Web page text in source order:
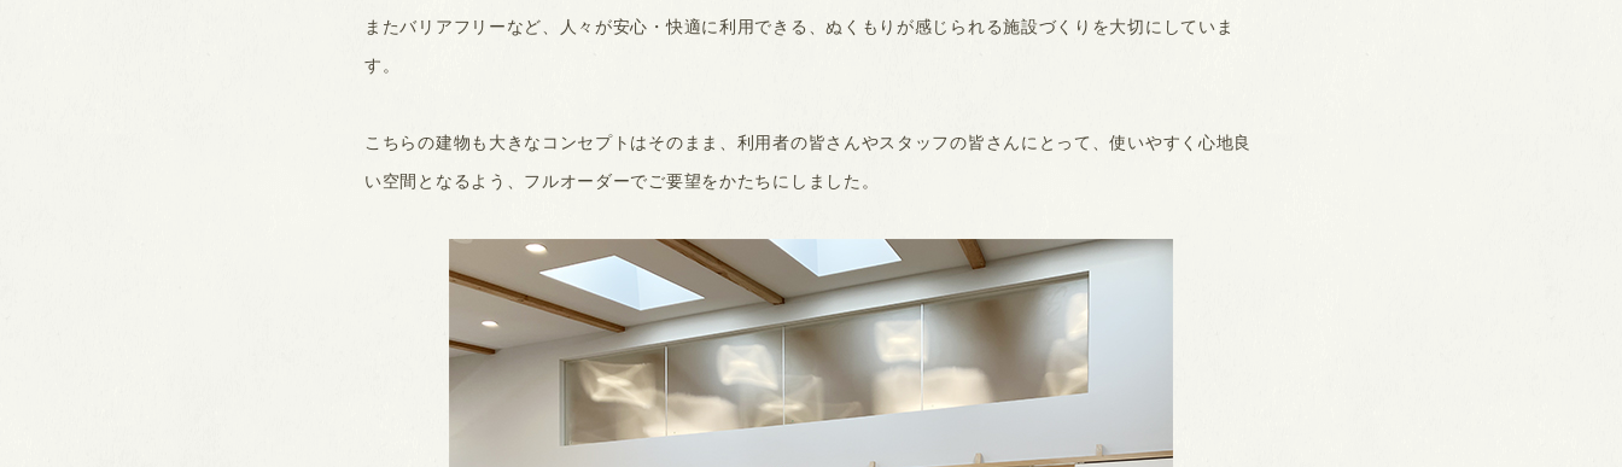
またバリアフリーなど、人々が安心・快適に利用できる、ぬくもりが感じられる施設づくりを大切にしていま
す。
こちらの建物も大きなコンセプトはそのまま、利用者の皆さんやスタッフの皆さんにとって、使いやすく心地良
い空間となるよう、フルオーダーでご要望をかたちにしました。